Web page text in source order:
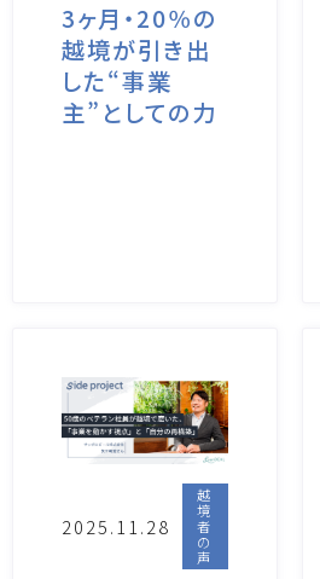
3ヶ月・20％の
越境が引き出
した“事業
主”としての力
2025.11.28
越
境
者
の
声